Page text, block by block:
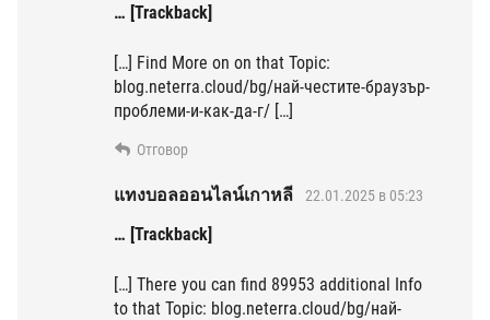
… [Trackback]
[…] Find More on on that Topic:
blog.neterra.cloud/bg/най-честите-браузър-
проблеми-и-как-да-г/ […]
Отговор
แทงบอลออนไลน์เกาหลี 22.01.2025 в 05:23
… [Trackback]
[…] There you can find 89953 additional Info
to that Topic: blog.neterra.cloud/bg/най-